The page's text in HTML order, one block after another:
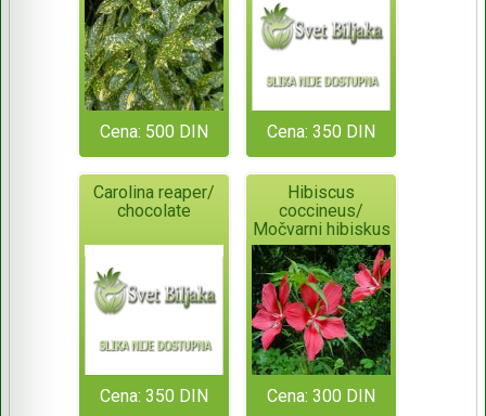
Cena: 500 DIN Cena: 350 DIN
Carolina reaper/
chocolate
Cena: 350 DIN
Hibiscus
coccineus/
Močvarni hibiskus
Cena: 300 DIN